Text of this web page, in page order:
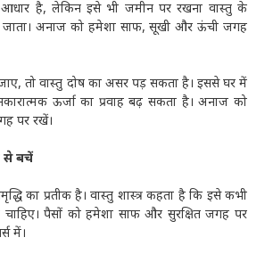
है, लेकिन इसे भी जमीन पर रखना वास्तु के
जाता। अनाज को हमेशा साफ, सूखी और ऊंची जगह
तो वास्तु दोष का असर पड़ सकता है। इससे घर में
ऊर्जा का प्रवाह बढ़ सकता है। अनाज को
पर रखें।
से बचें
का प्रतीक है। वास्तु शास्त्र कहता है कि इसे कभी
पैसों को हमेशा साफ और सुरक्षित जगह पर
में।